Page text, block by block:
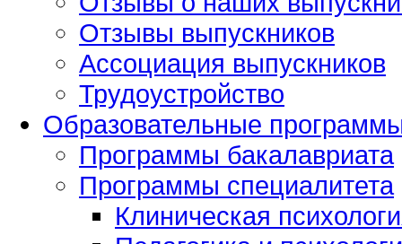
Отзывы выпускников
Ассоциация выпускников
Трудоустройство
Образовательные
Программы бакалавриата
Программы специалитета
Клиническая